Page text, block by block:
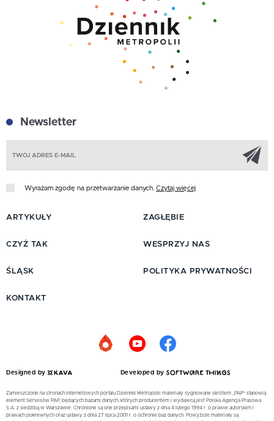
Newsletter
Wyrażam zgodę na przetwarzanie danych. Czytaj więcej
ARTYKUŁY
CZYŻ TAK
ŚLĄSK
ZAGŁĘBIE
WESPRZYJ NAS
POLITYKA PRYWATNOŚCI
KONTAKT
Designed by Developed by
Zamieszczone na stronach internetowych portalu Dziennik Metropolii materiały sygnowane skrótem „PAP” stanowią
element Serwisów PAP, będących bazami danych, których producentem i wydawcą jest Polska Agencja Prasowa
S.A. z siedzibą w Warszawie. Chronione są one przepisami ustawy z dnia 4 lutego 1994 r. o prawie autorskim i
prawach pokrewnych oraz ustawy z dnia 27 lipca 2001 r. o ochronie baz danych. Powyższe materiały są